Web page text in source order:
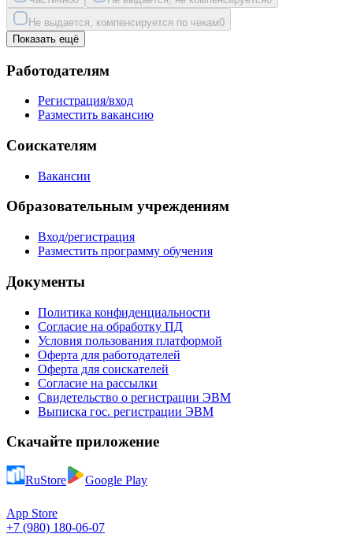
Не выдается, компенсируется по чекам0
Показать ещё
Работодателям
Регистрация/вход
Разместить вакансию
Соискателям
Вакансии
Образовательным учреждениям
Вход/регистрация
Разместить программу обучения
Документы
Политика конфиденциальности
Согласие на обработку ПД
Условия пользования платформой
Оферта для работодателей
Оферта для соискателей
Согласие на рассылки
Свидетельство о регистрации ЭВМ
Выписка гос. регистрации ЭВМ
Скачайте приложение
RuStore Google Play
App Store
+7 (980) 180-06-07